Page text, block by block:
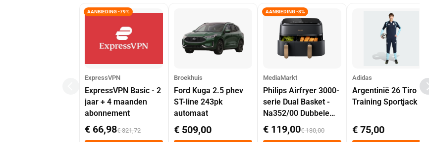
AANBIEDING -79%
ExpressVPN
ExpressVPN Basic - 2
jaar + 4 maanden
abonnement
€ 66,98€ 321,72
Broekhuis
Ford Kuga 2.5 phev
ST-line 243pk
automaat
€ 509,00
AANBIEDING -8%
MediaMarkt
Philips Airfryer 3000-
serie Dual Basket -
Na352/00 Dubbele
Mand 9 L Tot 6
Personen
€ 119,00€ 130,00
Adidas
Argentinië 26 Tiro
Training Sportjack
€ 75,00